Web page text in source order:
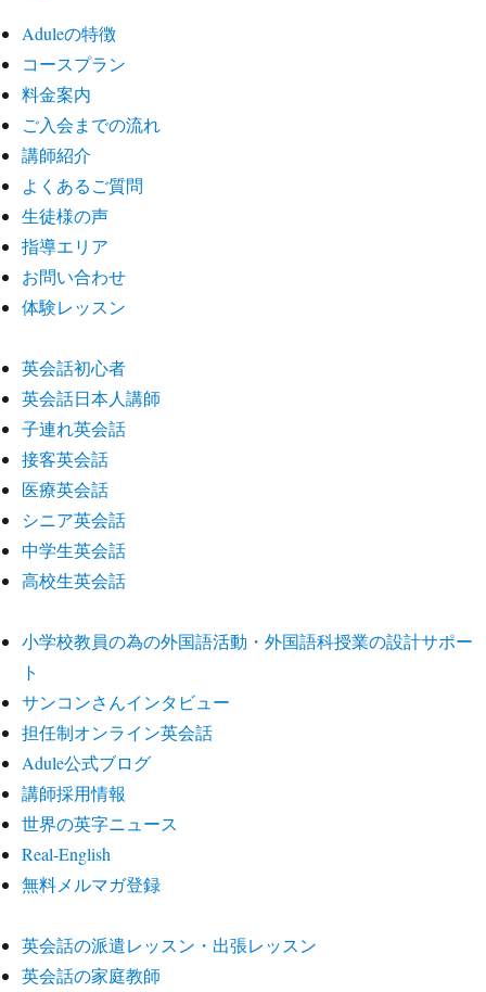
Aduleの特徴
コースプラン
料金案内
ご入会までの流れ
講師紹介
よくあるご質問
生徒様の声
指導エリア
お問い合わせ
体験レッスン
英会話初心者
英会話日本人講師
子連れ英会話
接客英会話
医療英会話
シニア英会話
中学生英会話
高校生英会話
小学校教員の為の外国語活動・外国語科授業の設計サポー
ト
サンコンさんインタビュー
担任制オンライン英会話
Adule公式ブログ
講師採用情報
世界の英字ニュース
Real-English
無料メルマガ登録
英会話の派遣レッスン・出張レッスン
英会話の家庭教師